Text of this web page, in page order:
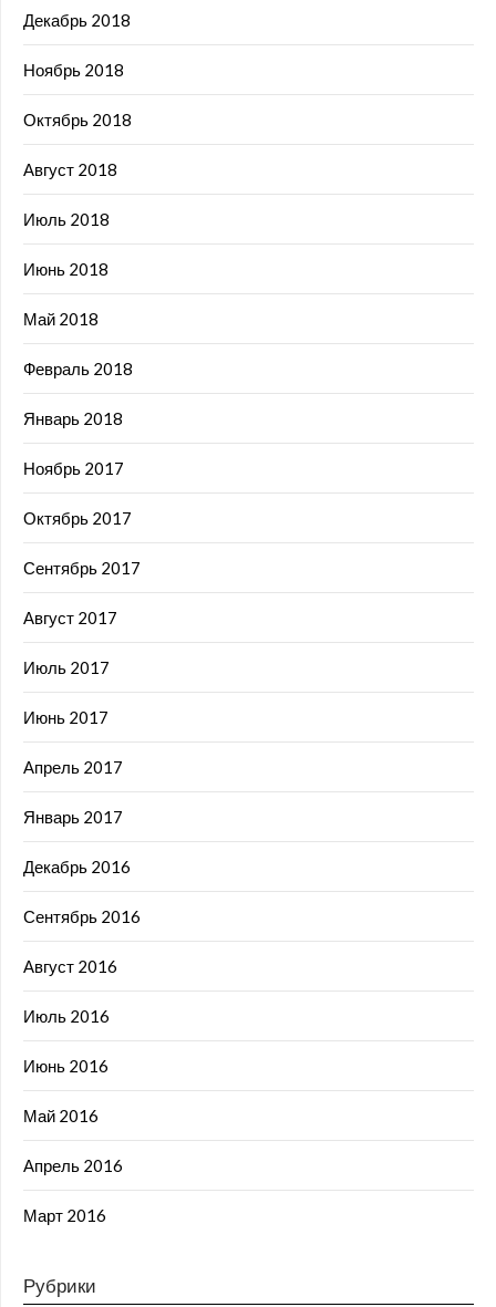
Декабрь 2018
Ноябрь 2018
Октябрь 2018
Август 2018
Июль 2018
Июнь 2018
Май 2018
Февраль 2018
Январь 2018
Ноябрь 2017
Октябрь 2017
Сентябрь 2017
Август 2017
Июль 2017
Июнь 2017
Апрель 2017
Январь 2017
Декабрь 2016
Сентябрь 2016
Август 2016
Июль 2016
Июнь 2016
Май 2016
Апрель 2016
Март 2016
Рубрики